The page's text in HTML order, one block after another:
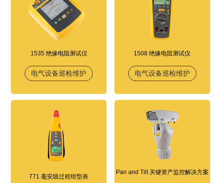
1535 绝缘电阻测试仪
电气设备巡检维护
1508 绝缘电阻测试仪
电气设备巡检维护
771 毫安级过程钳型表
Pan and Tilt 关键资产监控解决方案